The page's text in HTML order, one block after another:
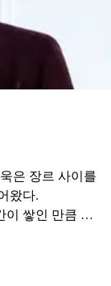
은 장르 사이를
왔다.
이 쌓인 만큼 깊
, 그리고 여전히